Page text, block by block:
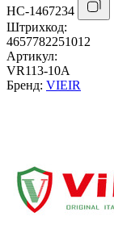
НС-1467234
Штрихкод:
4657782251012
Артикул:
VR113-10A
Бренд: VIEIR